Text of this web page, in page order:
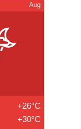
Aug
+26°C
+30°C